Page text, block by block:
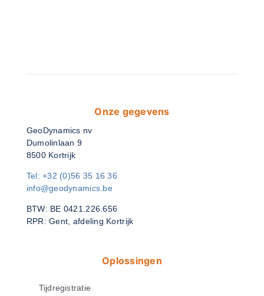
Onze gegevens
GeoDynamics nv
Dumolinlaan 9
8500 Kortrijk
Tel: +32 (0)56 35 16 36
info@geodynamics.be
BTW: BE 0421.226.656
RPR: Gent, afdeling Kortrijk
Oplossingen
Tijdregistratie